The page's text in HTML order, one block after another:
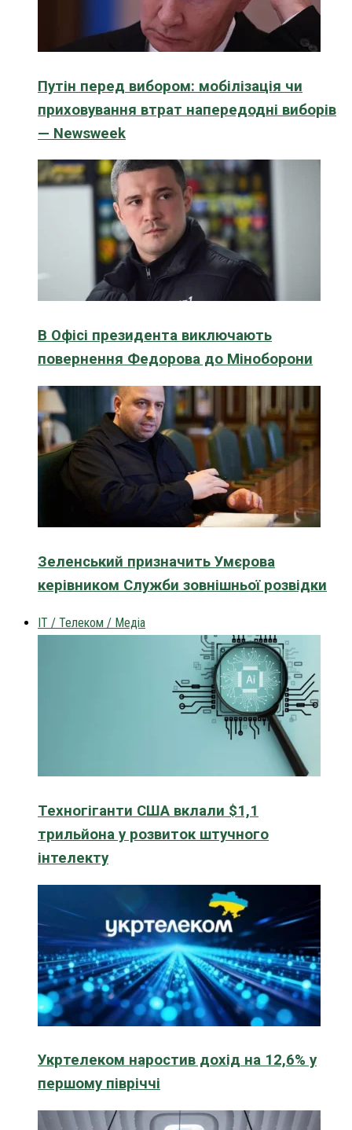
Путін перед вибором: мобілізація чи
приховування втрат напередодні виборів
— Newsweek
В Офісі президента виключають
повернення Федорова до Міноборони
Зеленський призначить Умєрова
керівником Служби зовнішньої розвідки
IT / Телеком / Медіа
Техногіганти США вклали $1,1
трильйона у розвиток штучного
інтелекту
Укртелеком наростив дохід на 12,6% у
першому півріччі